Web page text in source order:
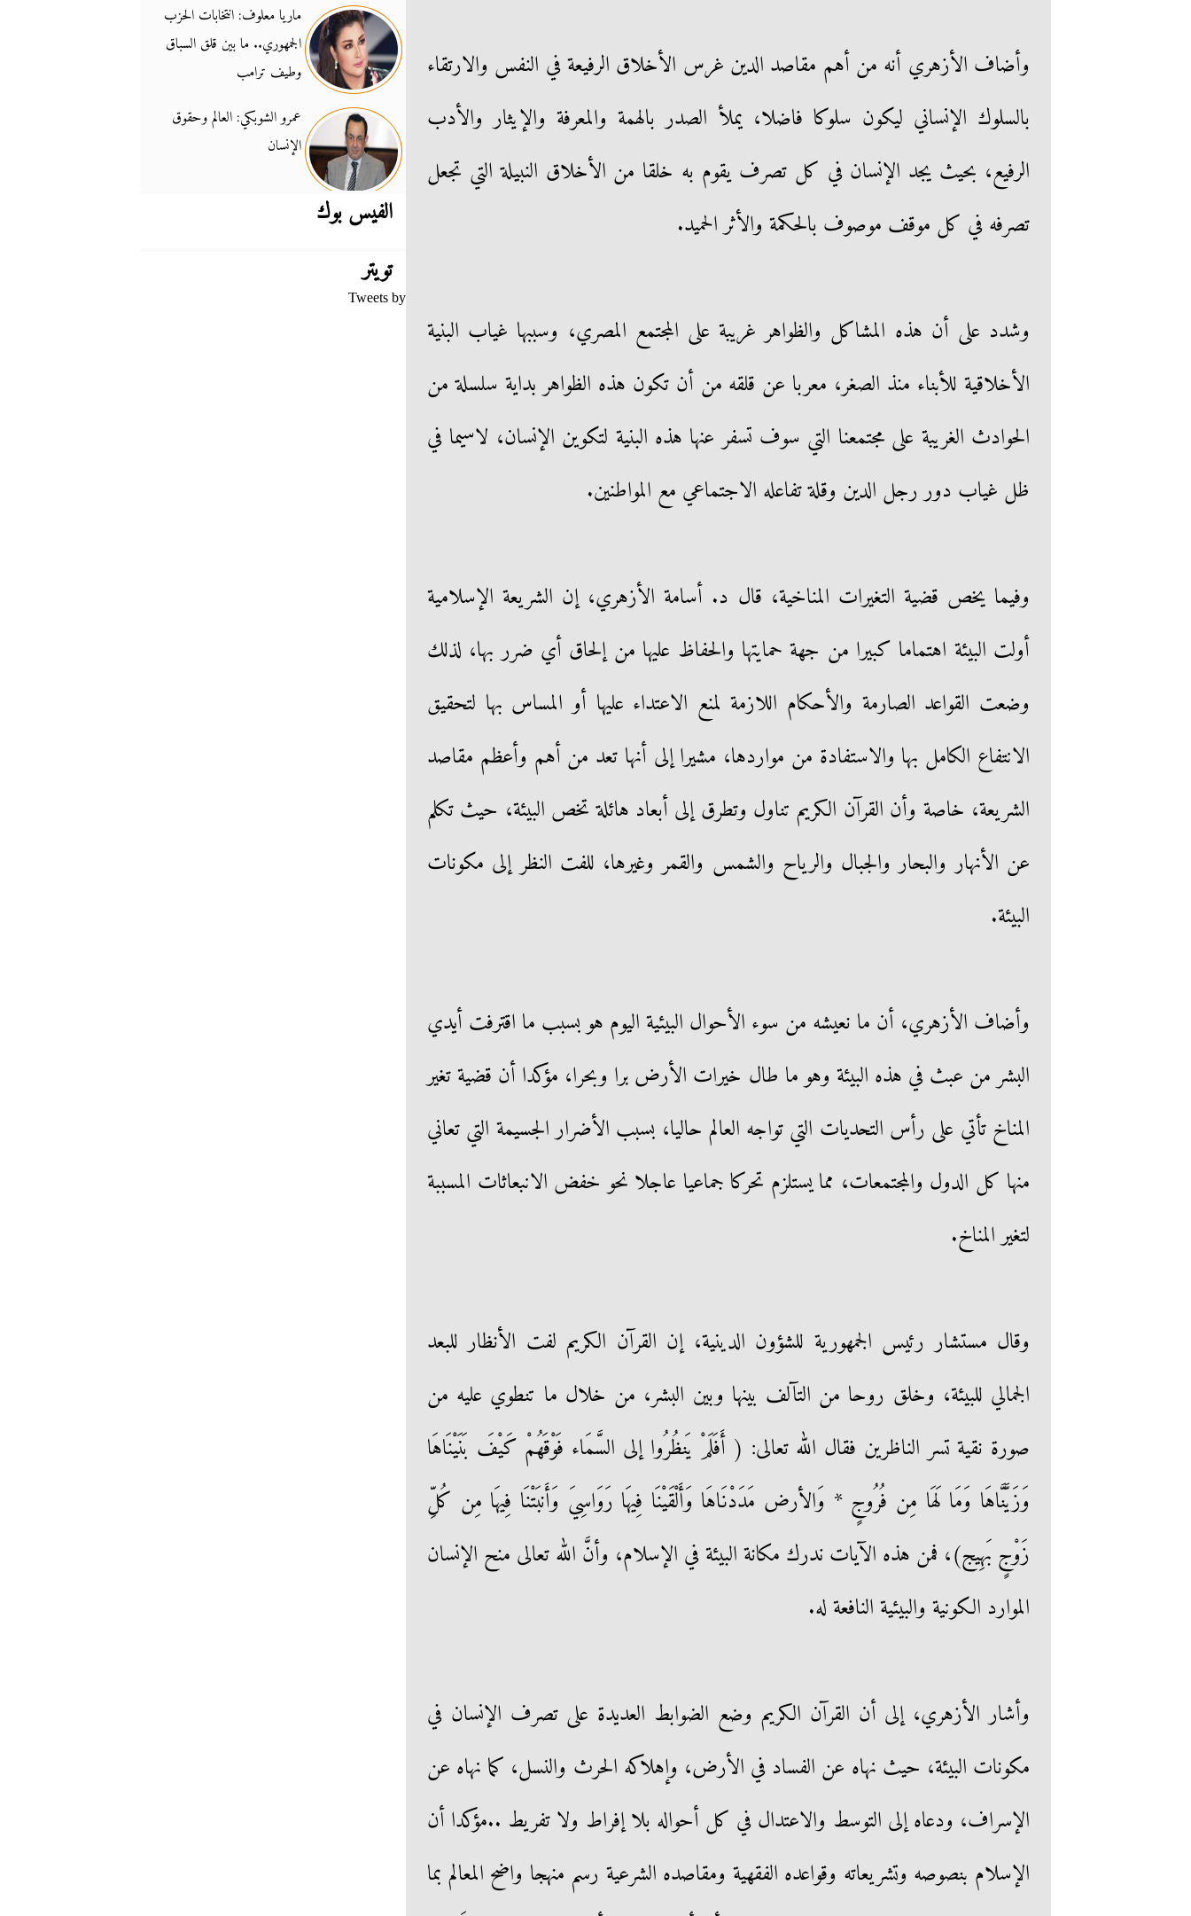
وأضاف الأزهري أنه من أهم مقاصد الدين غرس الأخلاق الرفيعة في النفس والارتقاء
بالسلوك الإنساني ليكون سلوكا فاضلا، يملأ الصدر بالهمة والمعرفة والإيثار والأدب
الرفيع، بحيث يجد الإنسان في كل تصرف يقوم به خلقا من الأخلاق النبيلة التي تجعل
تصرفه في كل موقف موصوف بالحكمة والأثر الحميد.
وشدد على أن هذه المشاكل والظواهر غريبة على المجتمع المصري، وسببها غياب البنية
الأخلاقية للأبناء منذ الصغر، معربا عن قلقه من أن تكون هذه الظواهر بداية سلسلة من
الحوادث الغريبة على مجتمعنا التي سوف تسفر عنها هذه البنية لتكوين الإنسان، لاسيما في
ظل غياب دور رجل الدين وقلة تفاعله الاجتماعي مع المواطنين.
وفيما يخص قضية التغيرات المناخية، قال د. أسامة الأزهري، إن الشريعة الإسلامية
أولت البيئة اهتماما كبيرا من جهة حمايتها والحفاظ عليها من إلحاق أي ضرر بها، لذلك
وضعت القواعد الصارمة والأحكام اللازمة لمنع الاعتداء عليها أو المساس بها لتحقيق
الانتفاع الكامل بها والاستفادة من مواردها، مشيرا إلى أنها تعد من أهم وأعظم مقاصد
الشريعة، خاصة وأن القرآن الكريم تناول وتطرق إلى أبعاد هائلة تخص البيئة، حيث تكلم
عن الأنهار والبحار والجبال والرياح والشمس والقمر وغيرها، للفت النظر إلى مكونات
البيئة.
وأضاف الأزهري، أن ما نعيشه من سوء الأحوال البيئية اليوم هو بسبب ما اقترفت أيدي
البشر من عبث في هذه البيئة وهو ما طال خيرات الأرض برا وبحرا، مؤكدا أن قضية تغير
المناخ تأتي على رأس التحديات التي تواجه العالم حاليا، بسبب الأضرار الجسيمة التي تعاني
منها كل الدول والمجتمعات، مما يستلزم تحركا جماعيا عاجلا نحو خفض الانبعاثات المسببة
لتغير المناخ.
وقال مستشار رئيس الجمهورية للشؤون الدينية، إن القرآن الكريم لفت الأنظار للبعد
الجمالي للبيئة، وخلق روحا من التآلف بينها وبين البشر، من خلال ما تنطوي عليه من
صورة نقية تسر الناظرين فقال الله تعالى: ( أَفَلَمْ يَنظُرُوا إلى السَّمَاء فَوْقَهُمْ كَيْفَ بَنَيْنَاهَا
وَزَيَّنَّاهَا وَمَا لَهَا مِن فُرُوجٍ * وَالأرض مَدَدْنَاهَا وَأَلْقَيْنَا فِيهَا رَوَاسِيَ وَأَنبَتْنَا فِيهَا مِن كُلِّ
زَوْجٍ بَهِيج)، فمن هذه الآيات ندرك مكانة البيئة في الإسلام، وأنَّ الله تعالى منح الإنسان
الموارد الكونية والبيئية النافعة له.
وأشار الأزهري، إلى أن القرآن الكريم وضع الضوابط العديدة على تصرف الإنسان في
مكونات البيئة، حيث نهاه عن الفساد في الأرض، وإهلاكه الحرث والنسل، كما نهاه عن
الإسراف، ودعاه إلى التوسط والاعتدال في كل أحواله بلا إفراط ولا تفريط ..مؤكدا أن
الإسلام بنصوصه وتشريعاته وقواعده الفقهية ومقاصده الشرعية رسم منهجا واضح المعالم بما
ماريا معلوف: انتخابات الحزب
الجمهوري.. ما بين قلق السباق
وطيف ترامب
عمرو الشوبكي: العالم وحقوق
الإنسان
الفيس بوك
تويتر
Tweets by